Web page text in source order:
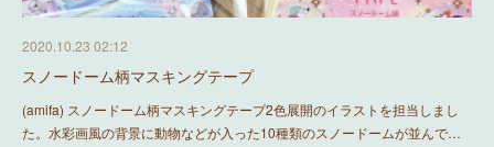
2020.10.23 02:12
スノードーム柄マスキングテープ
(amifa) スノードーム柄マスキングテープ2色展開のイラストを担当しまし
た。水彩画風の背景に動物などが入った10種類のスノードームが並んで…